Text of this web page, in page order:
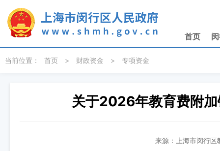
首页
当前位置： 首页 > 财政资金 > 专项资金
关于2026年教育费附
来源：上海市闵行